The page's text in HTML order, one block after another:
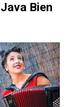
Bien